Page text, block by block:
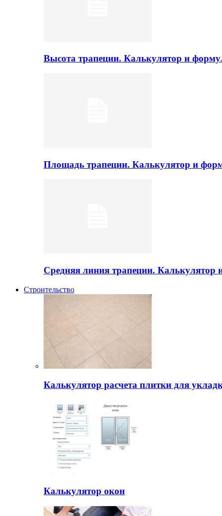
Высота трапеции. Калькулятор и
Площадь трапеции. Калькулятор и
Средняя линия трапеции.
Строительство
Калькулятор расчета плитки для
Калькулятор окон